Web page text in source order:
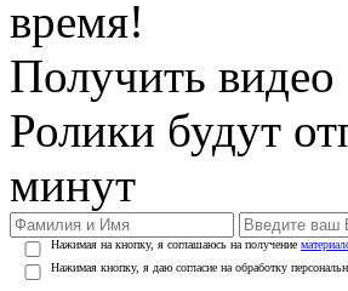
время!
Получить видео
Ролики будут
минут
Нажимая на кнопку, я соглашаюсь на получение
Нажимая кнопку, я даю согласие на обработку